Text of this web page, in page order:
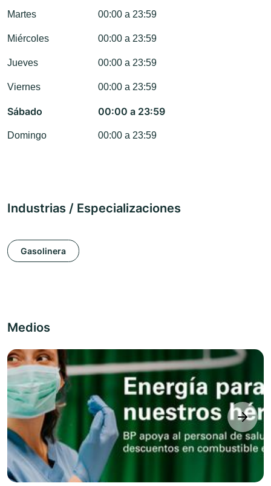
Martes 00:00 a 23:59
Miércoles 00:00 a 23:59
Jueves 00:00 a 23:59
Viernes 00:00 a 23:59
Sábado 00:00 a 23:59
Domingo 00:00 a 23:59
Industrias / Especializaciones
Gasolinera
Medios
next